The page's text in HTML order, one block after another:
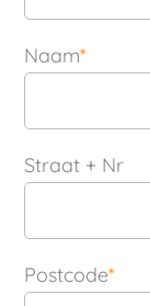
Naam*
Straat + Nr
Postcode*